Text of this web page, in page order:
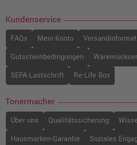
Kundenservice
FAQs Mein Konto
Gutscheinbedingungen
SEPA-Lastschrift
Re-Life Box
Tonermacher
Über uns Qualitätssicherung
Hausmarken-Garantie
Soziales